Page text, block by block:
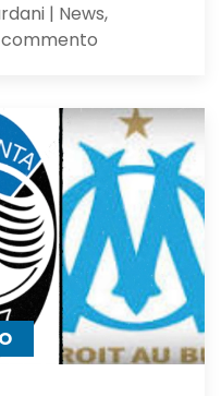
| News,
commento
Asllani
dell’Inter
a
centrocampo